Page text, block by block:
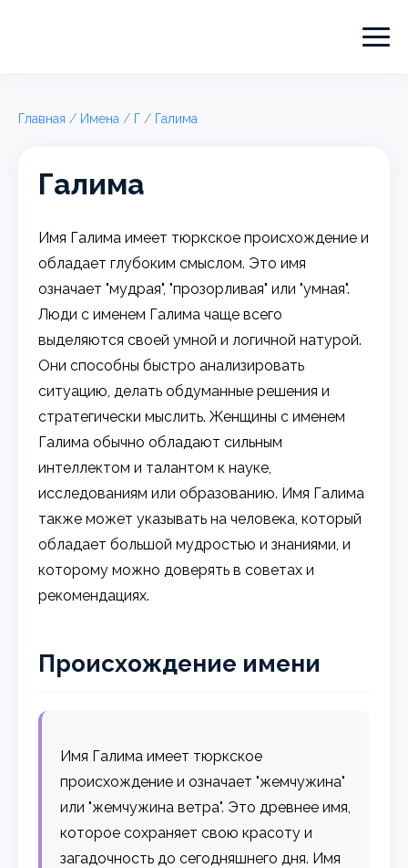
Главная / Имена / Г / Галима
Галима
Имя Галима имеет тюркское происхождение и
обладает глубоким смыслом. Это имя
означает "мудрая", "прозорливая" или "умная".
Люди с именем Галима чаще всего
выделяются своей умной и логичной натурой.
Они способны быстро анализировать
ситуацию, делать обдуманные решения и
стратегически мыслить. Женщины с именем
Галима обычно обладают сильным
интеллектом и талантом к науке,
исследованиям или образованию. Имя Галима
также может указывать на человека, который
обладает большой мудростью и знаниями, и
которому можно доверять в советах и
рекомендациях.
Происхождение имени
Имя Галима имеет тюркское
происхождение и означает "жемчужина"
или "жемчужина ветра". Это древнее имя,
которое сохраняет свою красоту и
загадочность до сегодняшнего дня. Имя